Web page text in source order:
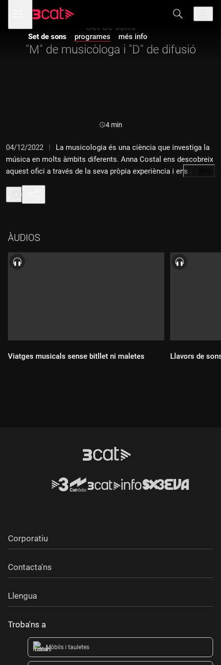
navegació
principal
menú
de
Set de sons programes més info
Set de sons
"M" de musicòloga i "D" de difusió
Durada:
4 min
04/12/2022
La musicologia és una ciència que investiga la
música en molts àmbits diferents. Anna Costal ens descobreix
aquest ofici a través de la seva pròpia experiència i ens apunta
al Diccionari de sons una de les seves paraules
imprescindibles: difusió.
…
ÀUDIOS
Viatges musicals sense bitllet ni maletes Llavors de
Corporatiu
Contacta'ns
Llengua
Troba'ns a
Mòbils i tauletes